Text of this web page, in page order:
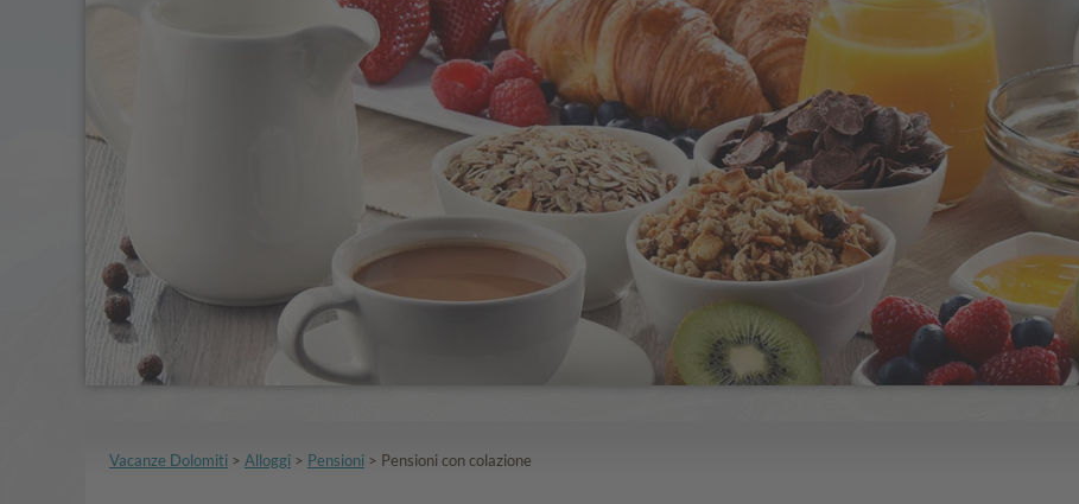
Vacanze Dolomiti > Alloggi > Pensioni > Pensioni con colazione